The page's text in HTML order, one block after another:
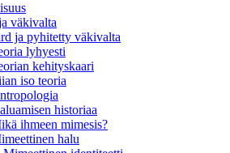
väkivalta
ja pyhitetty väkivalta
lyhyesti
kehityskaari
iso teoria
historiaa
ihmeen mimesis?
halu